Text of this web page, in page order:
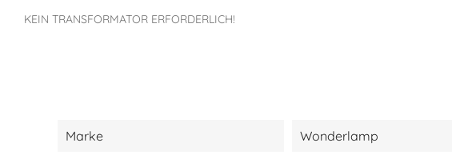
KEIN TRANSFORMATOR ERFORDERLICH!
Marke Wonderlamp